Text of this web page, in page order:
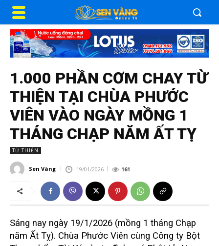
1.000 PHẦN CƠM CHAY TỪ
THIỆN TẠI CHÙA PHƯỚC
VIÊN VÀO NGÀY MỒNG 1
THÁNG CHẠP NĂM ẤT TỴ
TỪ THIỆN
Sen Vàng 19/01/2026 161
Sáng nay ngày 19/1/2026 (mồng 1 tháng Chạp
năm Ất Tỵ). Chùa Phước Viên cùng Công ty Bột